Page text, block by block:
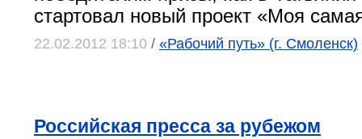
стартовал новый проект «Моя
22.02.2012 18:10 / «Рабочий путь» (г. Смоленск)
Российская пресса за рубежом